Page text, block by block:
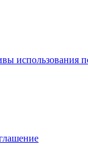
использования